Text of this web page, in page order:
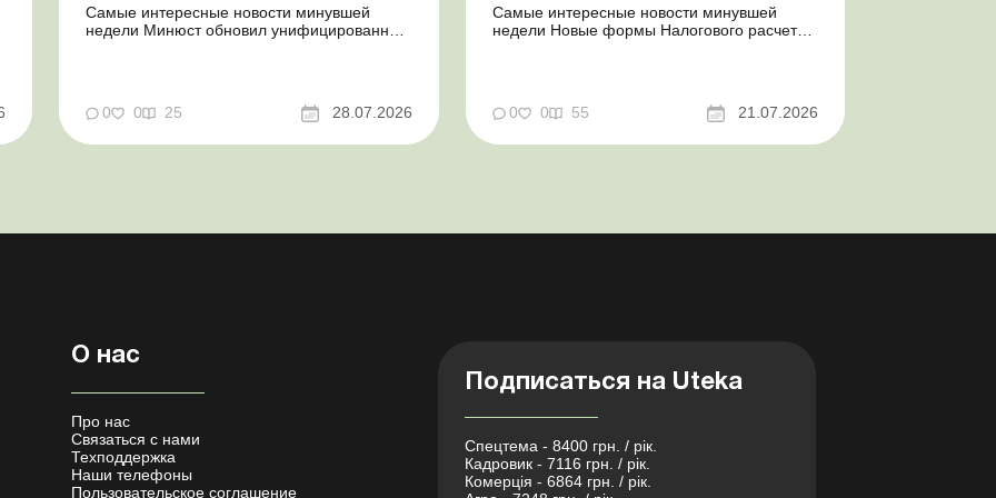
Самые интересные новости минувшей
недели Минюст обновил унифицированные
«в розыске»: что нужно знать
0 0 25 28.07.2026
Самые интересные новости минувшей
недели Новые формы Налогового расчета:
Координационный центр по организации
0 0 55 21.07.2026
О нас
Про нас
Связаться с нами
Техподдержка
Наши телефоны
Пользовательское соглашение
Подписаться на Uteka
Спецтема - 8400 грн. / рік.
Кадровик - 7116 грн. / рік.
Комерція - 6864 грн. / рік.